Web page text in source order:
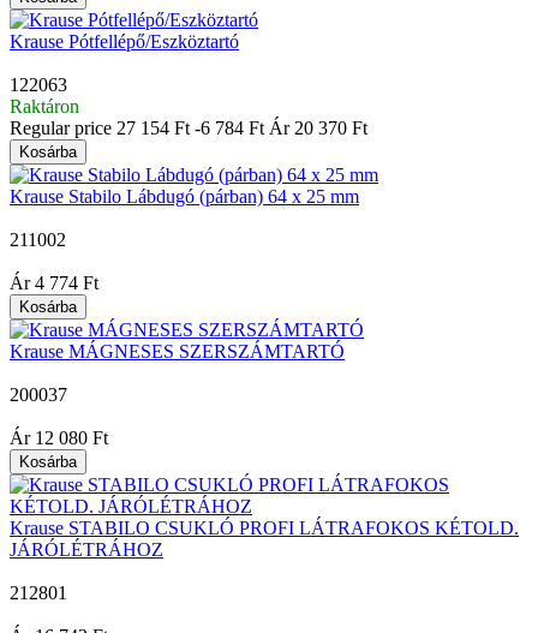
Krause Pótfellépő/Eszköztartó
122063
Raktáron
Regular price 27 154 Ft -6 784 Ft Ár 20 370 Ft
Kosárba
Krause Stabilo Lábdugó (párban) 64 x 25 mm
211002
Ár 4 774 Ft
Kosárba
Krause MÁGNESES SZERSZÁMTARTÓ
200037
Ár 12 080 Ft
Kosárba
Krause STABILO CSUKLÓ PROFI LÁTRAFOKOS KÉTOLD.
JÁRÓLÉTRÁHOZ
212801